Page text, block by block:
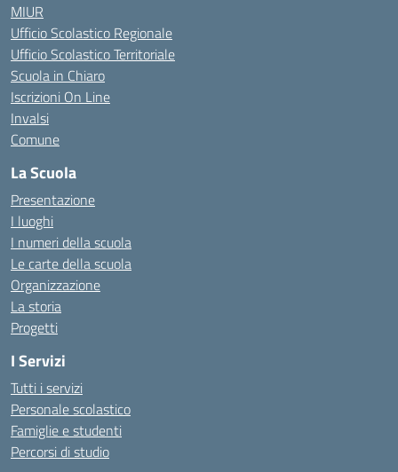
MIUR
Ufficio Scolastico Regionale
Ufficio Scolastico Territoriale
Scuola in Chiaro
Iscrizioni On Line
Invalsi
Comune
La Scuola
Presentazione
I luoghi
I numeri della scuola
Le carte della scuola
Organizzazione
La storia
Progetti
I Servizi
Tutti i servizi
Personale scolastico
Famiglie e studenti
Percorsi di studio